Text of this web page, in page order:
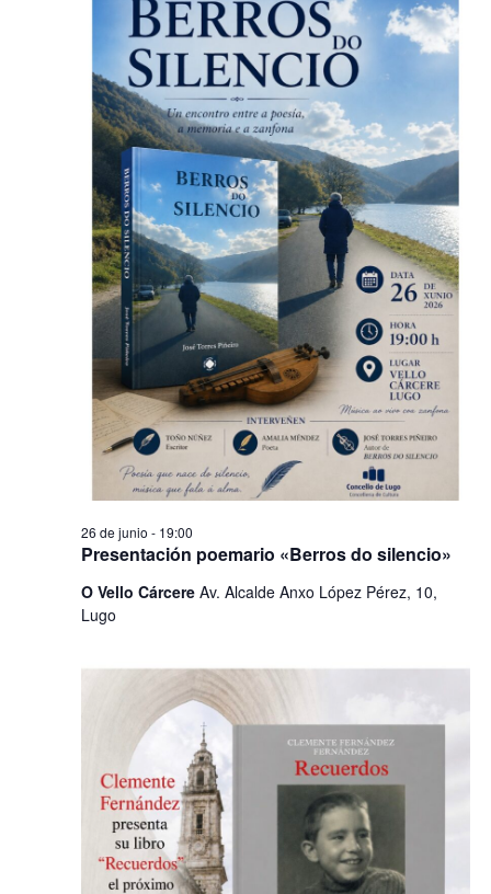
Presentación poemario «Berros do silencio»
26 de junio - 19:00
O Vello Cárcere Av. Alcalde Anxo López Pérez, 10,
Lugo